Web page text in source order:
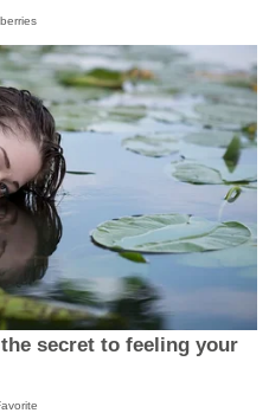
secret to feeling your